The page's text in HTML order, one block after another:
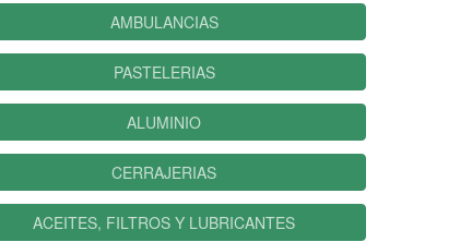
AMBULANCIAS
PASTELERIAS
ALUMINIO
CERRAJERIAS
ACEITES, FILTROS Y LUBRICANTES